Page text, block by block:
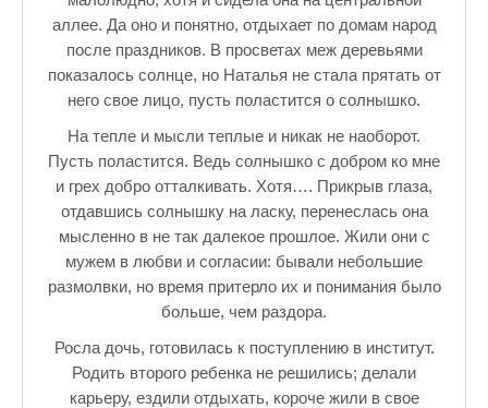
аллее. Да оно и понятно, отдыхает по домам народ
после праздников. В просветах меж деревьями
показалось солнце, но Наталья не стала прятать от
него свое лицо, пусть поластится о солнышко.
На тепле и мысли теплые и никак не наоборот.
Пусть поластится. Ведь солнышко с добром ко мне
и грех добро отталкивать. Хотя…. Прикрыв глаза,
отдавшись солнышку на ласку, перенеслась она
мысленно в не так далекое прошлое. Жили они с
мужем в любви и согласии: бывали небольшие
размолвки, но время притерло их и понимания было
больше, чем раздора.
Росла дочь, готовилась к поступлению в институт.
Родить второго ребенка не решились; делали
карьеру, ездили отдыхать, короче жили в свое